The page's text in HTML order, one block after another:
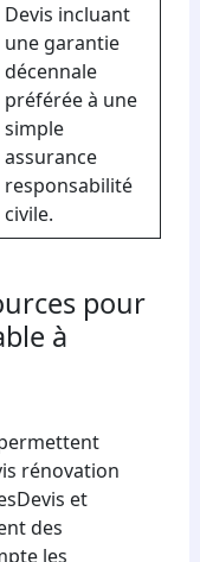
Devis incluant
une garantie
décennale
préférée à une
simple
assurance
responsabilité
civile.
pour
à
rénovation
et
des
les